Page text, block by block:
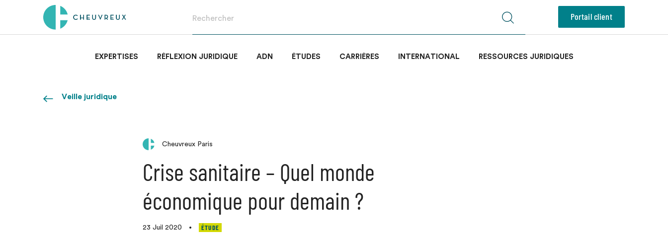
Portail client
EXPERTISES RÉFLEXION JURIDIQUE ADN ÉTUDES CARRIÈRES INTERNATIONAL RESSOURCES JURIDIQUES
Veille juridique
Cheuvreux Paris
Crise sanitaire – Quel monde
économique pour demain ?
23 Juil 2020 • ÉTUDE